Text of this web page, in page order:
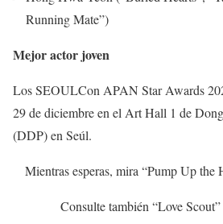
Running Mate”)
Mejor actor joven
Los SEOULCon APAN Star Awards
29 de diciembre en el Art Hall 1 de
(DDP) en Seúl.
Mientras esperas, mira “Pump Up
Consulte también “Love